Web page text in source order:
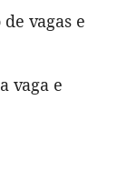
vagas e
vaga e